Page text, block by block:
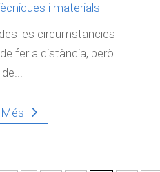
i materials
les circumstancies
fer a distància, però
Més